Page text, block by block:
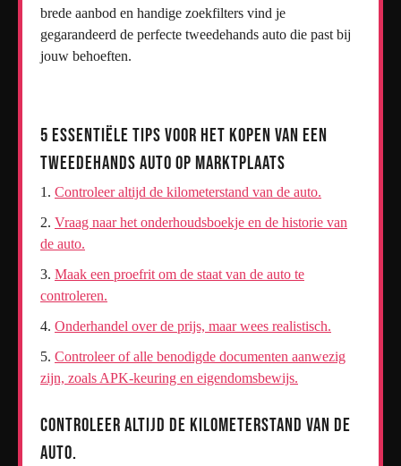
brede aanbod en handige zoekfilters vind je
gegarandeerd de perfecte tweedehands auto die past bij
jouw behoeften.
5 Essentiële Tips voor het Kopen van een
Tweedehands Auto op Marktplaats
Controleer altijd de kilometerstand van de auto.
Vraag naar het onderhoudsboekje en de historie van
de auto.
Maak een proefrit om de staat van de auto te
controleren.
Onderhandel over de prijs, maar wees realistisch.
Controleer of alle benodigde documenten aanwezig
zijn, zoals APK-keuring en eigendomsbewijs.
Controleer altijd de kilometerstand van de
auto.